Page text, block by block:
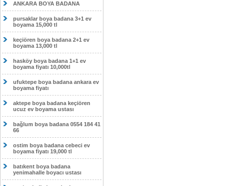
ANKARA BOYA BADANA
pursaklar boya badana 3+1 ev
boyama 15,000 tl
keçiören boya badana 2+1 ev
boyama 13,000 tl
hasköy boya badana 1+1 ev
boyama fiyatı 10,000tl
ufuktepe boya badana ankara ev
boyama fiyatı
aktepe boya badana keçiören
ucuz ev boyama ustası
bağlum boya badana 0554 184 41
66
ostim boya badana cebeci ev
boyama fiyatı 19,000 tl
batıkent boya badana
yenimahalle boyacı ustası